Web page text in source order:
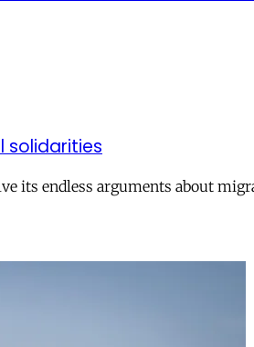
solidarities
its endless arguments about